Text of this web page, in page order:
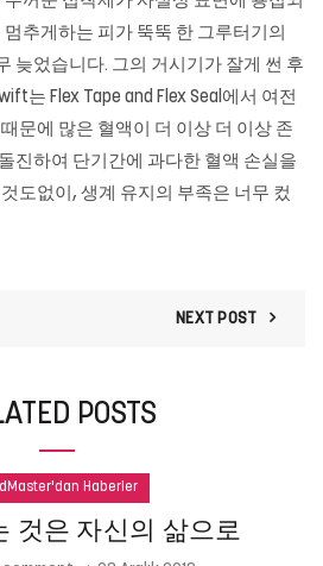
추게하는 피가 뚝뚝 한 그루터기의
늦었습니다. 그의 거시기가 잘게 썬 후
는 Flex Tape and Flex Seal에서 여전
문에 많은 혈액이 더 이상 더 이상 존
진하여 단기간에 과다한 혈액 손실을
도없이, 생계 유지의 부족은 너무 컸
NEXT POST
POSTS
Haberler
것은 자신의 삶으로